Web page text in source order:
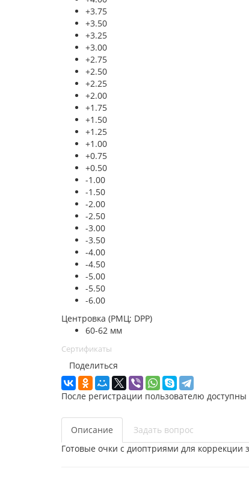
+3.75
+3.50
+3.25
+3.00
+2.75
+2.50
+2.25
+2.00
+1.75
+1.50
+1.25
+1.00
+0.75
+0.50
-1.00
-1.50
-2.00
-2.50
-3.00
-3.50
-4.00
-4.50
-5.00
-5.50
-6.00
Центровка (РМЦ; DPP)
60-62 мм
Сертификаты
Поделиться
После регистрации пользователю
Описание
Задать вопрос
Готовые очки с диоптриями для коррекции